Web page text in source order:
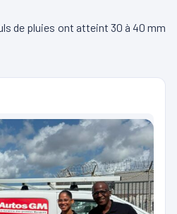
de pluies ont atteint 30 à 40 mm